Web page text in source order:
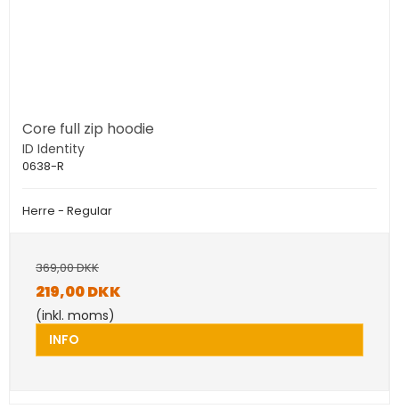
Core full zip hoodie
ID Identity
0638-R
Herre - Regular
369,00 DKK
219,00 DKK
(inkl. moms)
INFO